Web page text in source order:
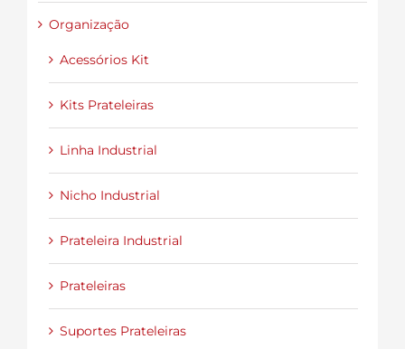
Organização
Acessórios Kit
Kits Prateleiras
Linha Industrial
Nicho Industrial
Prateleira Industrial
Prateleiras
Suportes Prateleiras